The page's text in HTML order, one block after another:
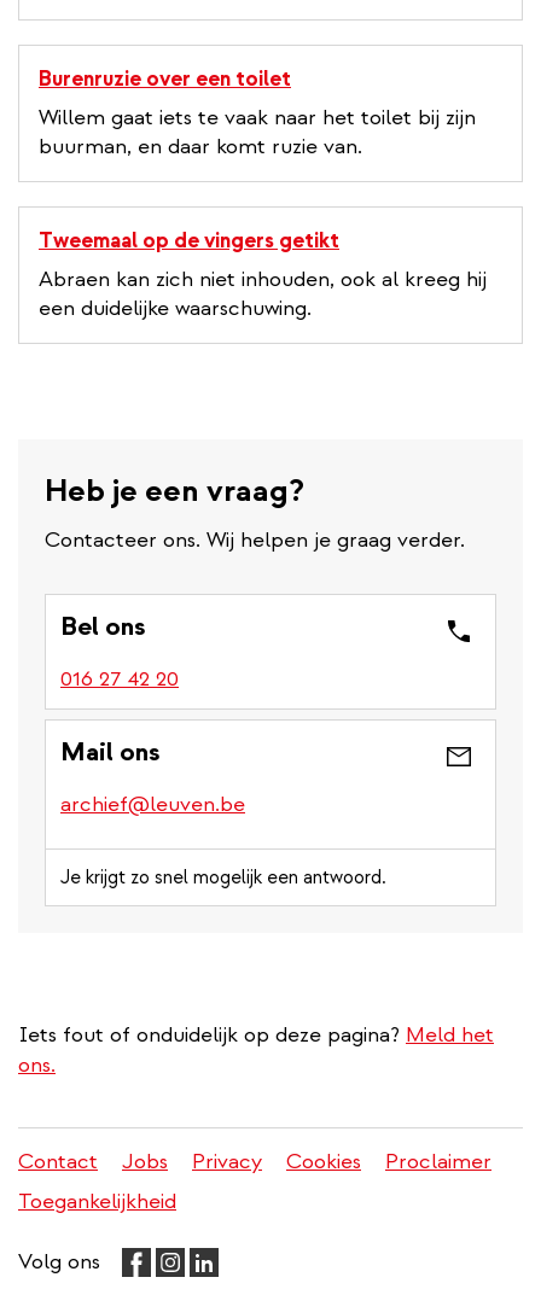
Burenruzie over een toilet
Willem gaat iets te vaak naar het toilet bij zijn
buurman, en daar komt ruzie van.
Tweemaal op de vingers getikt
Abraen kan zich niet inhouden, ook al kreeg hij
een duidelijke waarschuwing.
Heb je een vraag?
Contacteer ons. Wij helpen je graag verder.
Bel ons
016 27 42 20
Mail ons
archief@leuven.be
Je krijgt zo snel mogelijk een antwoord.
Iets fout of onduidelijk op deze pagina? Meld het
ons.
Juridisch
menu
Contact Jobs Privacy Cookies
Proclaimer
Toegankelijkheid
Volg ons